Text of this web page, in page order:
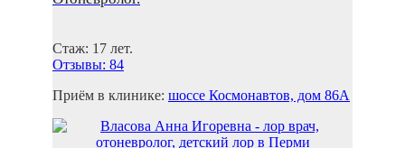
Стаж: 17 лет.
Отзывы: 84
Приём в клинике: шоссе Космонaвтов, дом 86A